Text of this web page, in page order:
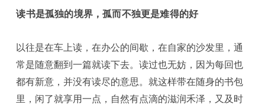
读书是孤独的境界，孤而不独更是难得的好
以往是在车上读，在办公的间歇，在自家的沙发里，通
常是随意翻到一篇就读下去。读过也无妨，因为每回也
都有新意，并没有读尽的意思。就这样带在随身的书包
里，闲了就享用一点，自然有点滴的滋润禾泽，又及时